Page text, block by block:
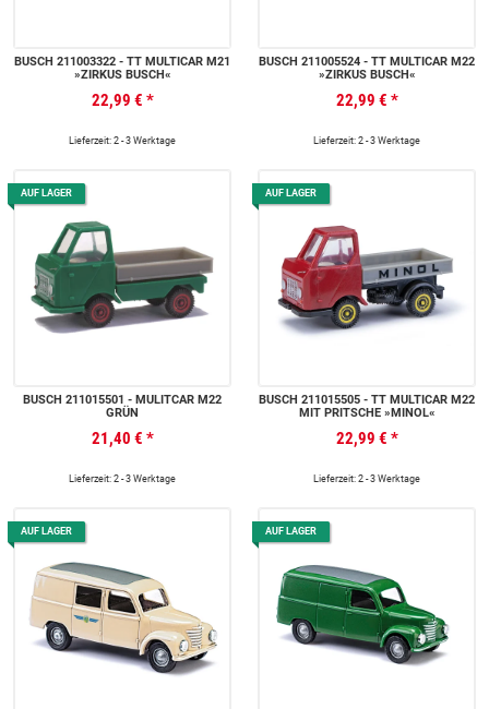
BUSCH 211003322 - TT MULTICAR M21
»ZIRKUS BUSCH«
22,99 € *
Lieferzeit: 2 - 3 Werktage
BUSCH 211005524 - TT MULTICAR M22
»ZIRKUS BUSCH«
22,99 € *
Lieferzeit: 2 - 3 Werktage
AUF LAGER
BUSCH 211015501 - MULITCAR M22
GRÜN
21,40 € *
Lieferzeit: 2 - 3 Werktage
AUF LAGER
BUSCH 211015505 - TT MULTICAR M22
MIT PRITSCHE »MINOL«
22,99 € *
Lieferzeit: 2 - 3 Werktage
AUF LAGER AUF LAGER